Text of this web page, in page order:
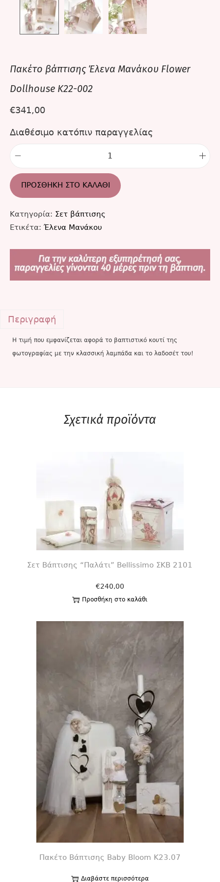
Πακέτο βάπτισης Έλενα Μανάκου Flower
Dollhouse K22-002
€341,00
Διαθέσιμο κατόπιν παραγγελίας
ΠΡΟΣΘΉΚΗ ΣΤΟ ΚΑΛΆΘΙ
Κατηγορία: Σετ βάπτισης
Ετικέτα: Έλενα Μανάκου
Περιγραφή
Η τιμή που εμφανίζεται αφορά το βαπτιστικό κουτί της
φωτογραφίας με την κλασσική λαμπάδα και το λαδοσέτ του!
Σχετικά προϊόντα
Σετ Βάπτισης “Παλάτι” Bellissimo ΣΚΒ 2101
€240,00
Προσθήκη στο καλάθι
Πακέτο Βάπτισης Baby Bloom K23.07
Διαβάστε περισσότερα